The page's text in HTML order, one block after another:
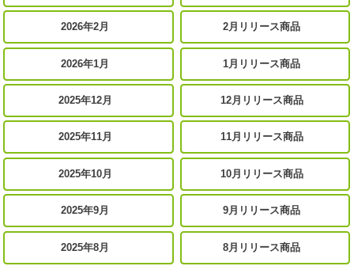
2026年2月 2月リリース商品
2026年1月 1月リリース商品
2025年12月 12月リリース商品
2025年11月 11月リリース商品
2025年10月 10月リリース商品
2025年9月 9月リリース商品
2025年8月 8月リリース商品